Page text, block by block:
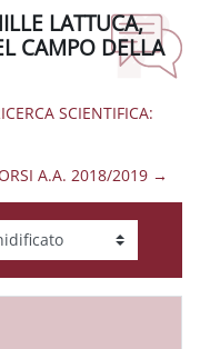
LATTUCA,
CAMPO DELLA
SCIENTIFICA:
A.A. 2018/2019 →